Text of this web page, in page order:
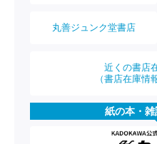
丸善ジュンク堂書店
近くの書店
（書店在庫情
紙の本・